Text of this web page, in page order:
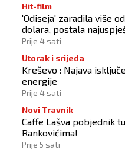
Hit-film
'Odiseja' zaradila više
dolara, postala
Christophera Nolana
Prije 4 sati
Utorak i srijeda
Kreševo : Najava
energije
Prije 4 sati
Novi Travnik
Caffe Lašva pobjednik
Rankovićima!
Prije 5 sati